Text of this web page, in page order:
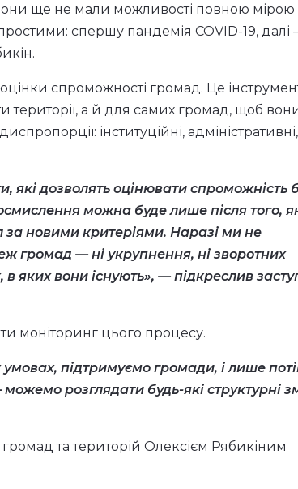
ще не мали можливості повною мірою
спершу пандемія COVID-19, далі
спроможності громад. Це
а й для самих громад, щоб
інституційні, адміністративні,
які дозволять оцінювати спроможність
можна буде лише після того,
за новими критеріями. Наразі ми не
громад — ні укрупнення, ні зворотних
яких вони існують», — підкреслив
моніторинг цього процесу.
підтримуємо громади, і лише
розглядати будь-які структурні
громад та територій Олексієм Рябикіним